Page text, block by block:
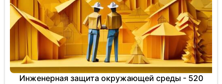
Инженерная защита окружающей среды - 520